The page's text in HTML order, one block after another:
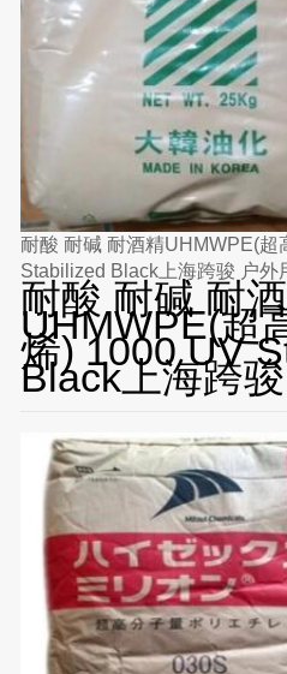
耐酸 耐碱 耐酒精UHMWPE(
Stabilized Black上海跨骏 户外
耐酸 耐碱 耐
UHMWPE(超
烯) 1000 UV
Black上海跨